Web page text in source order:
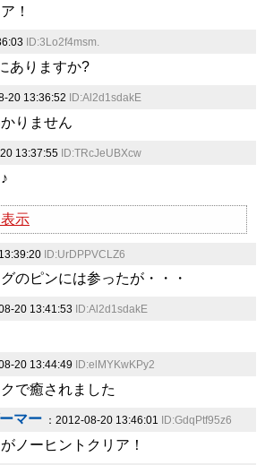
！
ID:3Lo2f4msm.
ありますか?
20 13:36:52 ID:Al2d1sdakE
りません
13:37:55 ID:TRcJeUBXcw
示
ID:UrDPPVCLZ6
のピンには参ったが・・・
20 13:41:53 ID:Al2d1sdakE
20 13:44:49 ID:elMYKwKPy2
で癒されました
マー ：2012-08-20 13:46:01 ID:GdqPtf95z6
ノーヒントクリア！